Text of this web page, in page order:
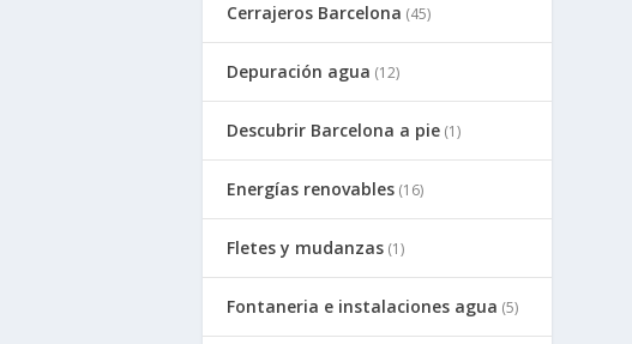
Cerrajeros Barcelona (45)
Depuración agua (12)
Descubrir Barcelona a pie (1)
Energías renovables (16)
Fletes y mudanzas (1)
Fontaneria e instalaciones agua (5)